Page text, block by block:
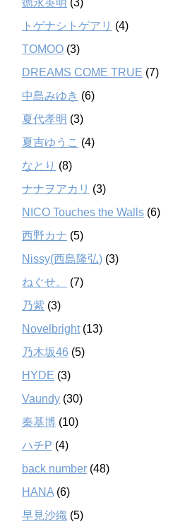
トゲナシトゲアリ (4)
TOMOO (3)
DREAMS COME TRUE (7)
中島みゆき (6)
夏代孝明 (3)
夏吉ゆうこ (4)
なとり (8)
ナナヲアカリ (3)
NICO Touches the Walls (6)
西野カナ (5)
Nissy(西島隆弘) (3)
ねぐせ。
(7)
乃紫 (3)
Novelbright(13)
乃木坂46 (5)
HYDE (3)
Vaundy (30)
秦基博 (10)
ハチP (4)
back number (48)
HANA (6)
早見沙織 (5)